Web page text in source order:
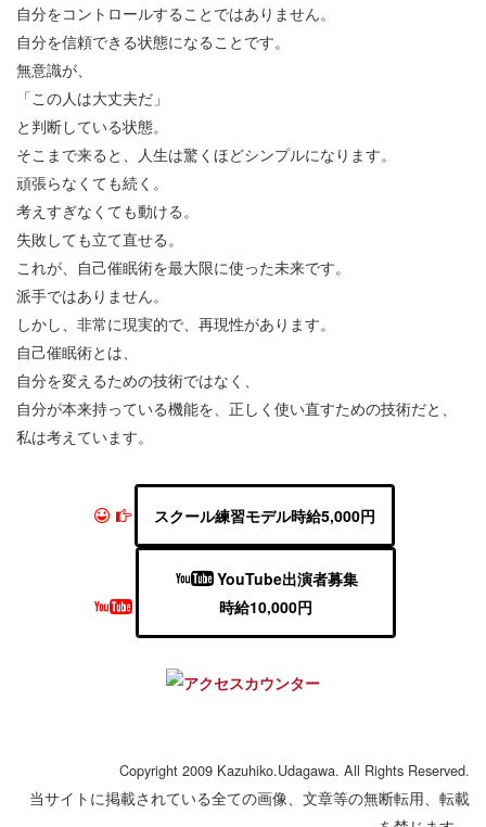
自分をコントロールすることではありません。
自分を信頼できる状態になることです。
無意識が、
「この人は大丈夫だ」
と判断している状態。
そこまで来ると、人生は驚くほどシンプルになります。
頑張らなくても続く。
考えすぎなくても動ける。
失敗しても立て直せる。
これが、自己催眠術を最大限に使った未来です。
派手ではありません。
しかし、非常に現実的で、再現性があります。
自己催眠術とは、
自分を変えるための技術ではなく、
自分が本来持っている機能を、正しく使い直すための技術だと、
私は考えています。
スクール練習モデル時給5,000円
YouTube出演者募集
時給10,000円
Copyright 2009 Kazuhiko.Udagawa. All Rights Reserved.
当サイトに掲載されている全ての画像、文章等の無断転用、転載